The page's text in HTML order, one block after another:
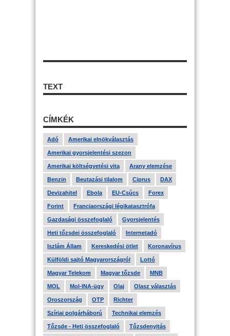
TEXT
CÍMKÉK
Adó Amerikai elnökválasztás
Amerikai gyorsjelentési szezon
Amerikai költségvetési vita Arany elemzése
Benzin Beutazási tilalom Ciprus DAX
Devizahitel Ebola EU-Csúcs Forex
Forint Franciaországi légikatasztrófa
Gazdasági összefoglaló Gyorsjelentés
Heti tőzsdei összefoglaló Internetadó
Iszlám Állam Kereskedési ötlet Koronavírus
Külföldi sajtó Magyarországról Lottó
Magyar Telekom Magyar tőzsde MNB
MOL Mol-INA-ügy Olaj Olasz választás
Oroszország OTP Richter
Szíriai polgárháború Technikai elemzés
Tőzsde - Heti összefoglaló Tőzsdenyitás